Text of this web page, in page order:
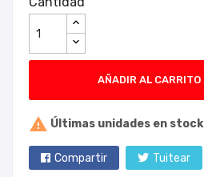
AÑADIR AL CARRITO
 Últimas unidades en stock
Compartir Tuitear